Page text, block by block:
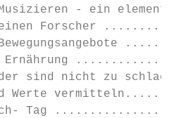
- ein
Forscher
Ernährung
sind nicht zu
Werte
Tag